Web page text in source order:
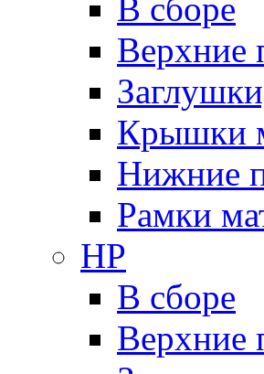
В сборе
Верхние
Крышки
Нижние
Рамки
HP
В сборе
Верхние